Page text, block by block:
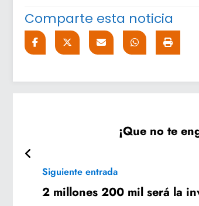
Comparte esta noticia
¡Que no te
Siguiente entrada
2 millones 200 mil será la